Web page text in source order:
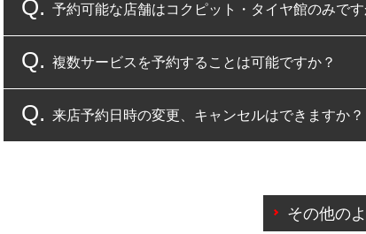
予約可能な店舗はコクピット・タイヤ館のみです
コクピット・タイヤ館のみとなります。
複数サービスを予約することは可能ですか？
複数サービスのご予約は可能です。
来店予約日時の変更、キャンセルはできますか？
また、やむを得ない事由によりご予約のキャン
その他の